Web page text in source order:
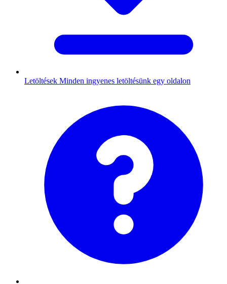
Letöltések Minden ingyenes letöltésünk egy oldalon